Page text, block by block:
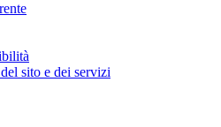
sito e dei servizi